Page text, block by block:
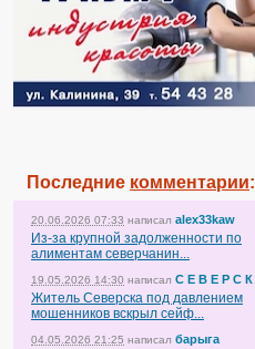
Последние комментарии:
20.06.2026 07:33 написал alex33kaw
Из-за крупной задолженности по
алиментам северчанин...
19.05.2026 14:30 написал С Е В Е Р С К
Житель Северска под давлением
мошенников вскрыл сейф...
04.05.2026 21:25 написал барыга